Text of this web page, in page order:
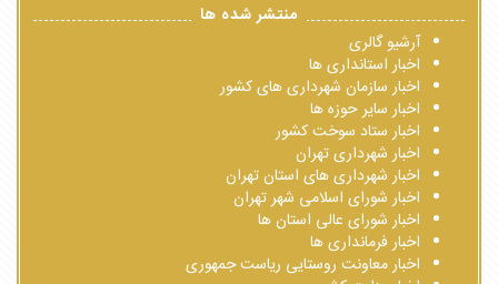
منتشر شده ها
آرشیو گالری
اخبار استانداری ها
اخبار سازمان شهرداری های کشور
اخبار سایر حوزه ها
اخبار ستاد سوخت کشور
اخبار شهرداری تهران
اخبار شهرداری های استان تهران
اخبار شورای اسلامی شهر تهران
اخبار شورای عالی استان ها
اخبار فرمانداری ها
اخبار معاونت روستایی ریاست جمهوری